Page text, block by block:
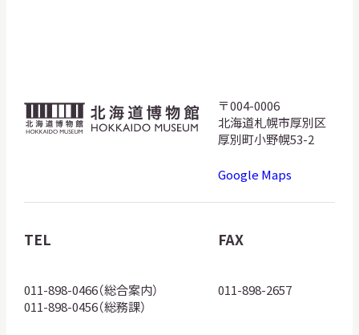
北
海
物
館
ゴ
〒004-0006
北海道札幌市厚別区
厚別町小野幌53-2
Google Maps
TEL
011-898-0466（総合案内）
011-898-0456（総務課）
FAX
011-898-2657